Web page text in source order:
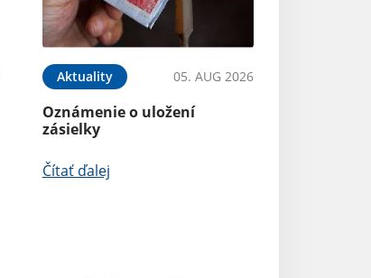
Aktuality 05. AUG 2026
Oznámenie o uložení
zásielky
Čítať ďalej